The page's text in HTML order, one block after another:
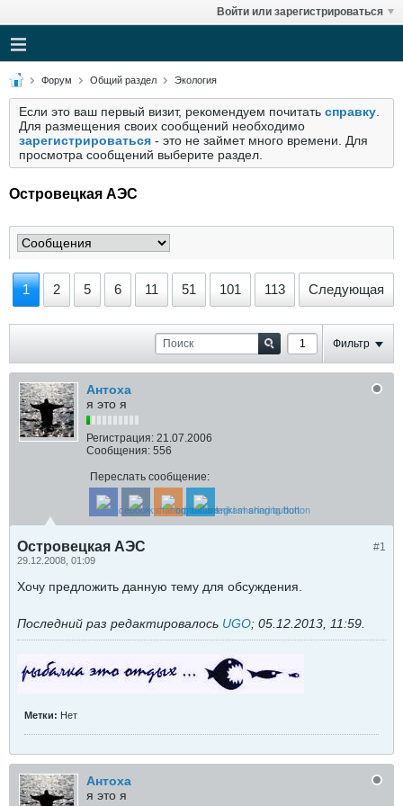
Войти или зарегистрироваться
Форум Общий раздел Экология
Если это ваш первый визит, рекомендуем почитать справку
Для размещения своих сообщений необходимо
зарегистрироваться - это не займет много времени. Для
просмотра сообщений выберите раздел.
Островецкая АЭС
1 2 5 6 11 51 101 113 Следующая
Фильтр
Антоха
я это я
Регистрация: 21.07.2006
Сообщения: 556
Переслать сообщение:
#1
Островецкая АЭС
29.12.2008, 01:09
Хочу предложить данную тему для обсуждения.
Последний раз редактировалось UGO; 05.12.2013, 11:59
Метки: Нет
Антоха
я это я